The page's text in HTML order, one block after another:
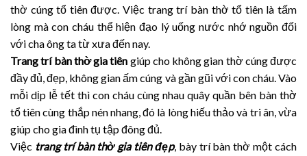
thờ cúng tổ tiên được. Việc trang trí bàn thờ tổ tiên là tấm
lòng mà con cháu thể hiện đạo lý uống nước nhớ nguồn đối
với cha ông ta từ xưa đến nay.
Trang trí bàn thờ gia tiên giúp cho không gian thờ cúng được
đầy đủ, đẹp, không gian ấm cúng và gần gũi với con cháu. Vào
mỗi dịp lễ tết thì con cháu cùng nhau quây quần bên bàn thờ
tổ tiên cùng thắp nén nhang, đó là lòng hiếu thảo và tri ân, vừa
giúp cho gia đình tụ tập đông đủ.
Việc trang trí bàn thờ gia tiênđẹp, bày trí bàn thờ một cách